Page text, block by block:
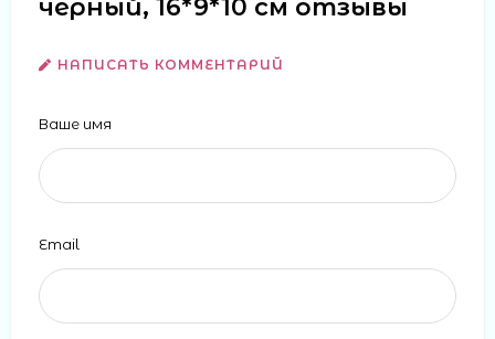
черный, 16*9*10 см отзывы
НАПИСАТЬ КОММЕНТАРИЙ
Ваше имя
Email